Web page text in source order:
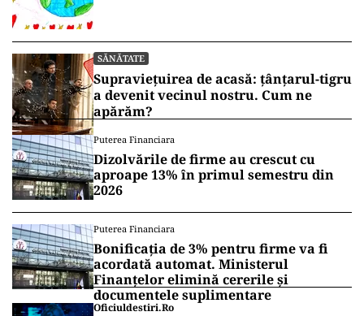
SĂNĂTATE
Supraviețuirea de acasă: țânțarul-tigru
a devenit vecinul nostru. Cum ne
apărăm?
Puterea Financiara
Dizolvările de firme au crescut cu
aproape 13% în primul semestru din
2026
Puterea Financiara
Bonificația de 3% pentru firme va fi
acordată automat. Ministerul
Finanțelor elimină cererile și
documentele suplimentare
Oficiuldestiri.ro